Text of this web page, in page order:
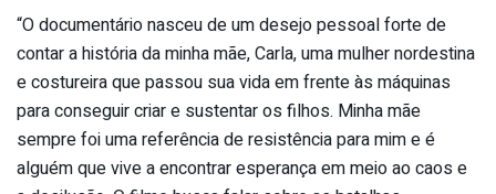
“O documentário nasceu de um desejo pessoal forte de
contar a história da minha mãe, Carla, uma mulher nordestina
e costureira que passou sua vida em frente às máquinas
para conseguir criar e sustentar os filhos. Minha mãe
sempre foi uma referência de resistência para mim e é
alguém que vive a encontrar esperança em meio ao caos e